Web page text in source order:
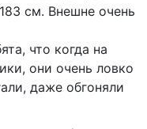
см. Внешне очень
что когда на
они очень ловко
даже обгоняли